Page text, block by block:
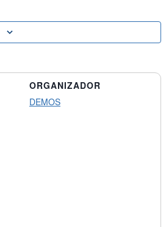
ORGANIZADOR
DEMOS